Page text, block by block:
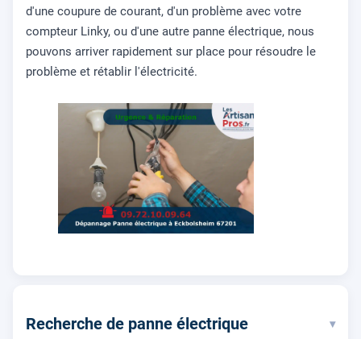
d'une coupure de courant, d'un problème avec votre
compteur Linky, ou d'une autre panne électrique, nous
pouvons arriver rapidement sur place pour résoudre le
problème et rétablir l'électricité.
Recherche de panne électrique ▾